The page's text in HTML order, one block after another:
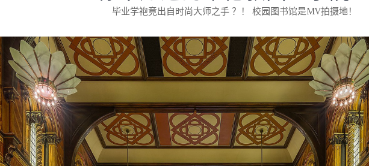
毕业学袍竟出自时尚大师之手 ？！ 校园图书馆是MV拍摄地！